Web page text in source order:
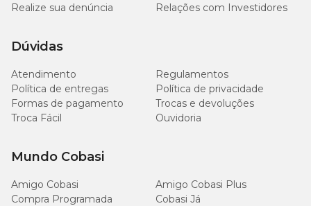
Realize sua denúncia
Relações com Investidores
Dúvidas
Atendimento
Regulamentos
Política de entregas
Política de privacidade
Formas de pagamento
Trocas e devoluções
Troca Fácil
Ouvidoria
Mundo Cobasi
Amigo Cobasi
Amigo Cobasi Plus
Compra Programada
Cobasi Já